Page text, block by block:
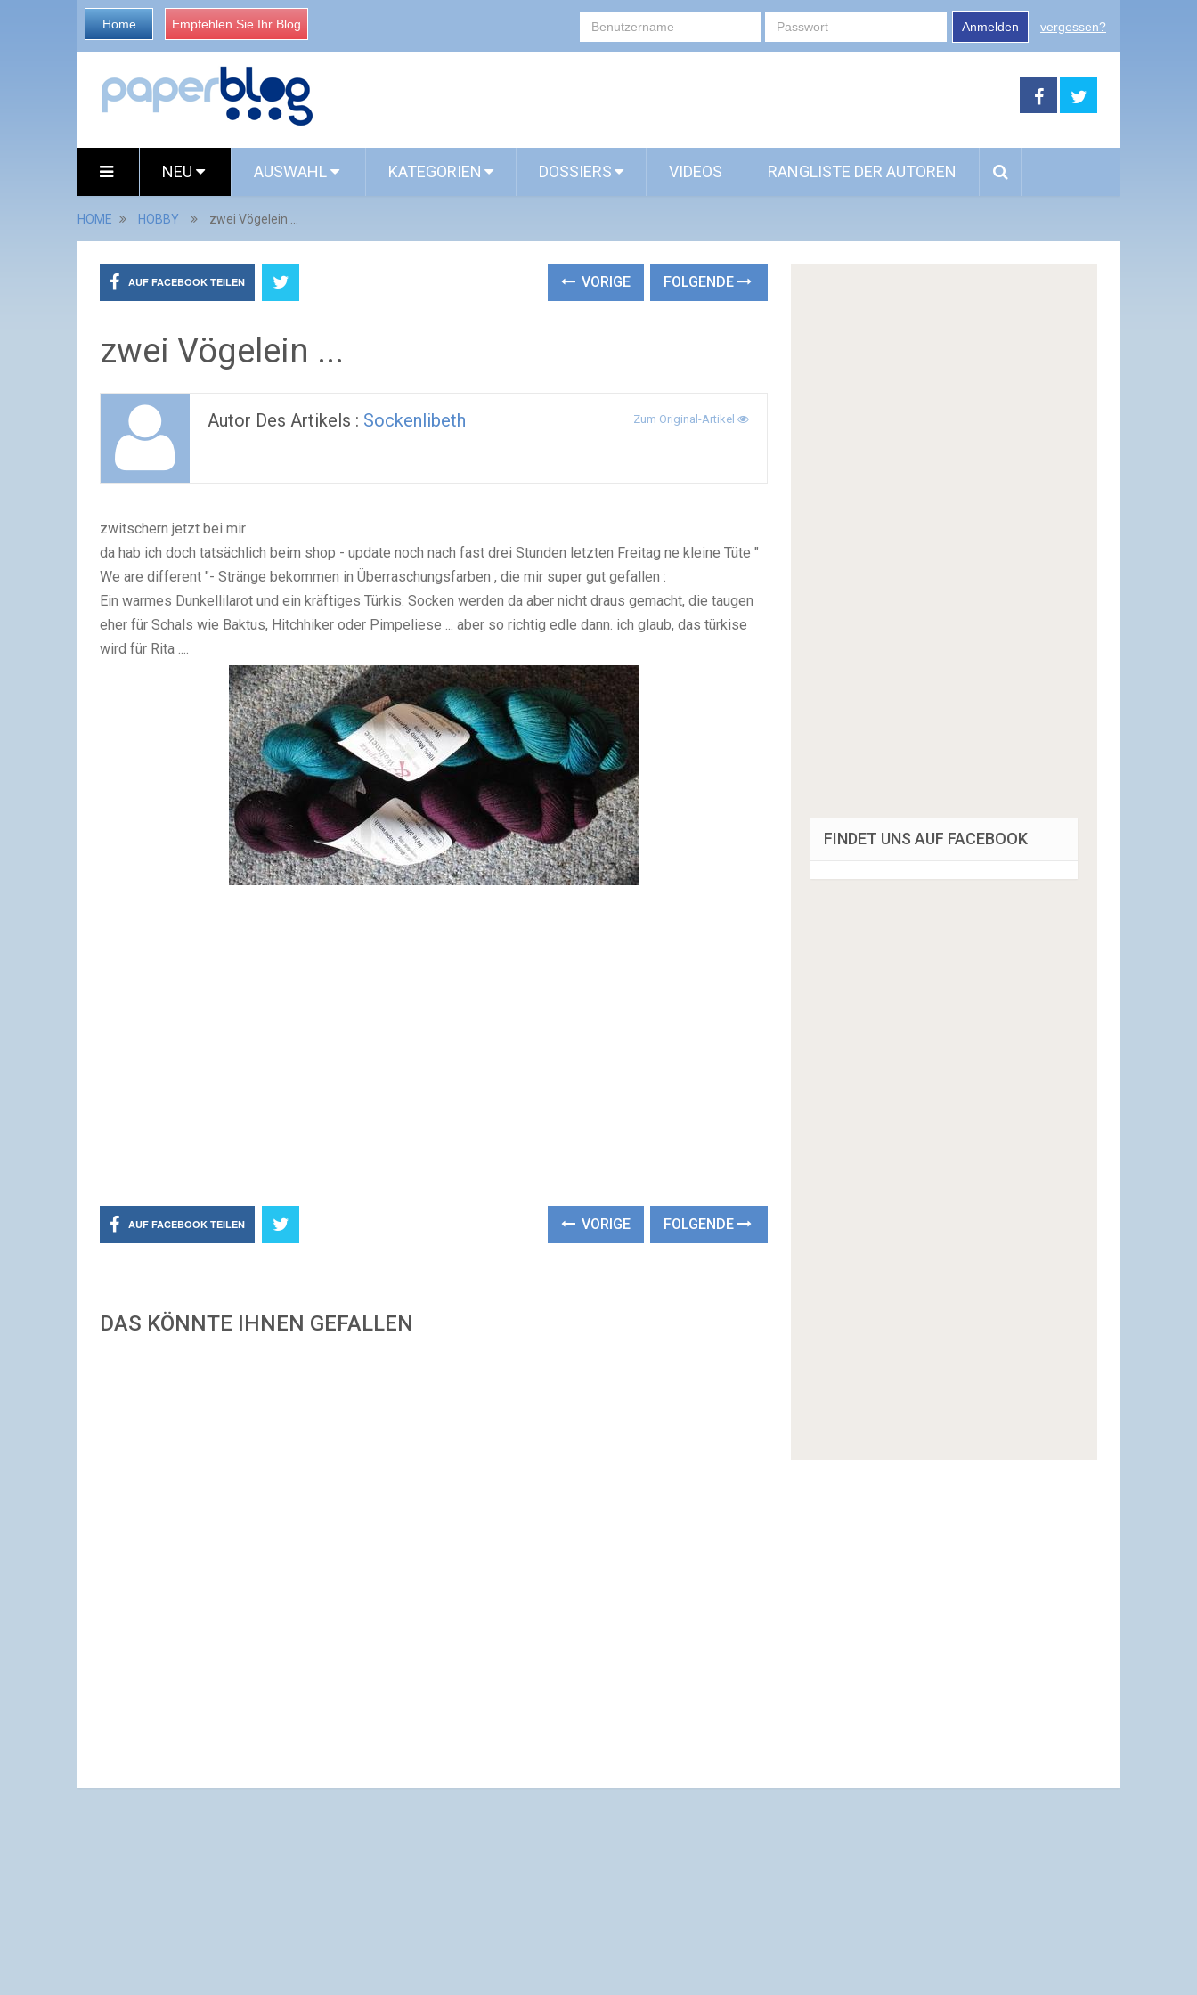
Home Empfehlen Sie Ihr Blog Anmelden vergessen?
NEU AUSWAHL KATEGORIEN DOSSIERS VIDEOS RANGLISTE DER AUTOREN
HOME HOBBY zwei Vögelein ...
AUF FACEBOOK TEILEN VORIGE FOLGENDE
zwei Vögelein ...
Autor Des Artikels : Sockenlibeth Zum Original-Artikel
zwitschern jetzt bei mir
da hab ich doch tatsächlich beim shop - update noch nach fast drei Stunden letzten Freitag ne kleine Tüte "
We are different "- Stränge bekommen in Überraschungsfarben , die mir super gut gefallen :
Ein warmes Dunkellilarot und ein kräftiges Türkis. Socken werden da aber nicht draus gemacht, die taugen
eher für Schals wie Baktus, Hitchhiker oder Pimpeliese ... aber so richtig edle dann. ich glaub, das türkise
wird für Rita ....
AUF FACEBOOK TEILEN VORIGE FOLGENDE
DAS KÖNNTE IHNEN GEFALLEN
FINDET UNS AUF FACEBOOK